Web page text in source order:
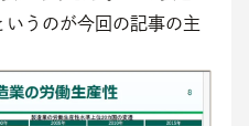
うのが今回の記事の主